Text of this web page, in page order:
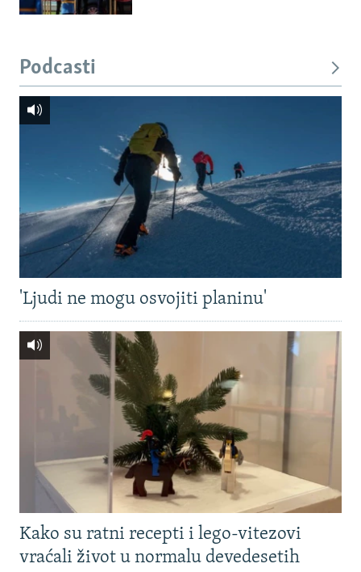
Podcasti
'Ljudi ne mogu osvojiti planinu'
Kako su ratni recepti i lego-vitezovi
vraćali život u normalu devedesetih